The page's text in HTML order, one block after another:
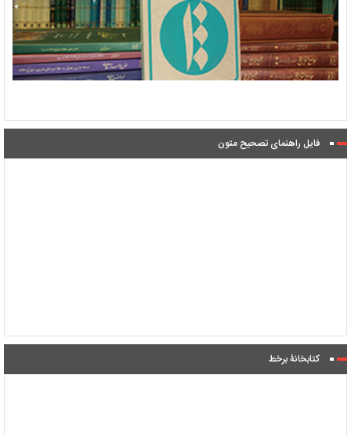
فایل راهنمای تصحیح متون
کتابخانۀ برخط